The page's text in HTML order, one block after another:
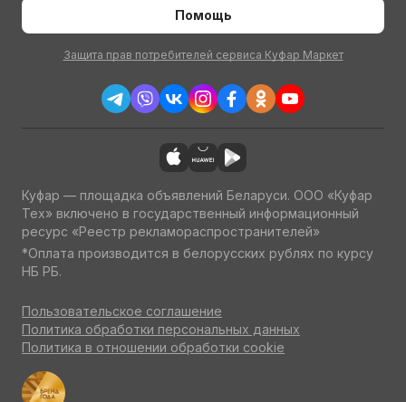
Помощь
Защита прав потребителей сервиса Куфар Маркет
Куфар — площадка объявлений Беларуси. ООО «Куфар
Тех» включено в государственный информационный
ресурс «Реестр рекламораспространителей»
*Оплата производится в белорусских рублях по курсу
НБ РБ.
Пользовательское соглашение
Политика обработки персональных данных
Политика в отношении обработки cookie